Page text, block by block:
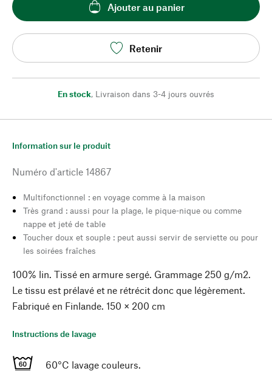
Ajouter au panier
Retenir
En stock, Livraison dans 3-4 jours ouvrés
Information sur le produit
Numéro d'article 14867
Multifonctionnel : en voyage comme à la maison
Très grand : aussi pour la plage, le pique-nique ou comme
nappe et jeté de table
Toucher doux et souple : peut aussi servir de serviette ou pour
les soirées fraîches
100% lin. Tissé en armure sergé. Grammage 250 g/m2.
Le tissu est prélavé et ne rétrécit donc que légèrement.
Fabriqué en Finlande. 150 × 200 cm
Instructions de lavage
60°C lavage couleurs.